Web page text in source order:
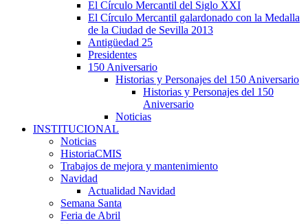
El Círculo Mercantil del Siglo XXI
El Círculo Mercantil galardonado con la Medalla
de la Ciudad de Sevilla 2013
Antigüedad 25
Presidentes
150 Aniversario
Historias y Personajes del 150 Aniversario
Historias y Personajes del 150
Aniversario
Noticias
INSTITUCIONAL
Noticias
HistoriaCMIS
Trabajos de mejora y mantenimiento
Navidad
Actualidad Navidad
Semana Santa
Feria de Abril